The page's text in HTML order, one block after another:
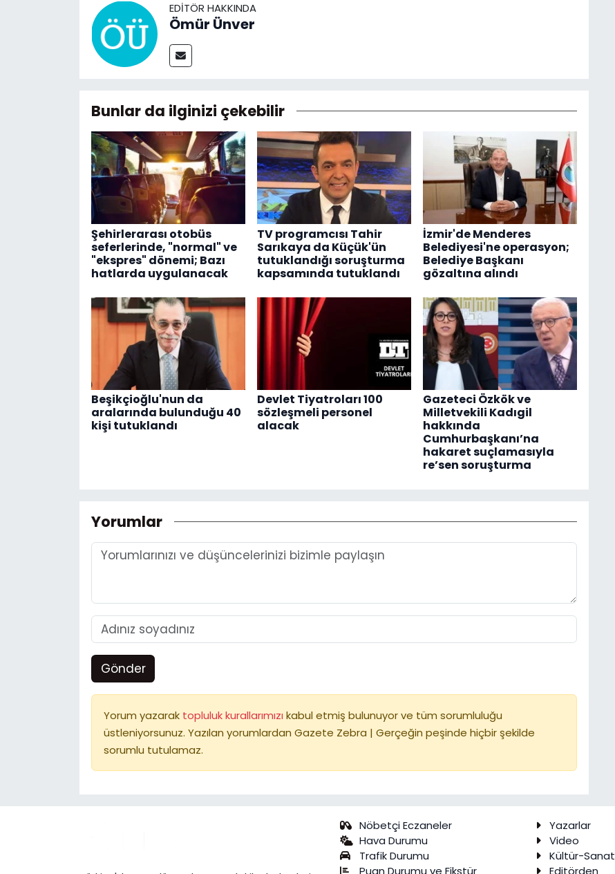
EDITÖR HAKKINDA
Ömür Ünver
Bunlar da ilginizi çekebilir
Şehirlerarası otobüs
seferlerinde, "normal" ve
"ekspres" dönemi; Bazı
hatlarda uygulanacak
TV programcısı Tahir
Sarıkaya da Küçük'ün
tutuklandığı soruşturma
kapsamında tutuklandı
İzmir'de Menderes
Belediyesi'ne operasyon;
Belediye Başkanı
gözaltına alındı
Beşikçioğlu'nun da
aralarında bulunduğu 40
kişi tutuklandı
Devlet Tiyatroları 100
sözleşmeli personel
alacak
Gazeteci Özkök ve
Milletvekili Kadıgil
hakkında
Cumhurbaşkanı’na
hakaret suçlamasıyla
re’sen soruşturma
Yorumlar
Gönder
Yorum yazarak topluluk kurallarımızı kabul etmiş bulunuyor ve tüm sorumluluğu
üstleniyorsunuz. Yazılan yorumlardan Gazete Zebra | Gerçeğin peşinde hiçbir şekilde
sorumlu tutulamaz.
Nöbetçi Eczaneler
Hava Durumu
Trafik Durumu
Puan Durumu ve Fikstür
Yazarlar
Video
Kültür-Sanat
Editörden